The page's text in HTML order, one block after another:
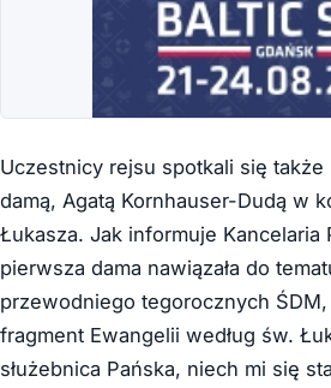
Uczestnicy rejsu spotkali się także
damą, Agatą Kornhauser-Dudą w
Łukasza. Jak informuje Kancelaria
pierwsza dama nawiązała do
przewodniego tegorocznych
fragment Ewangelii według św.
służebnica Pańska, niech mi się